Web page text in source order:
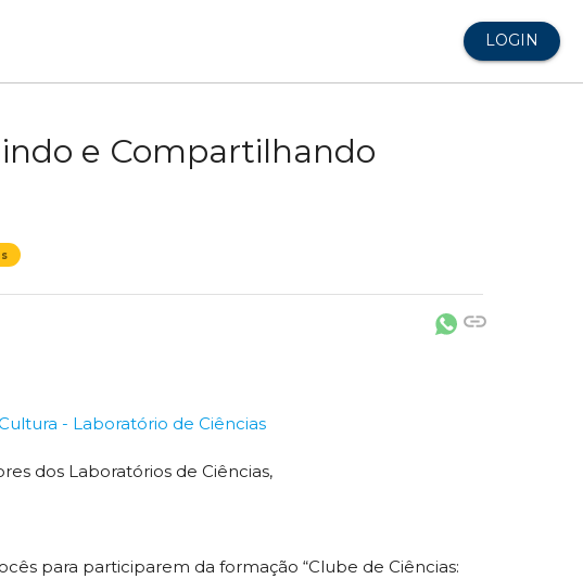
LOGIN
e Compartilhando
link
- Laboratório de Ciências
dos Laboratórios de Ciências,
para participarem da formação “Clube de Ciências: